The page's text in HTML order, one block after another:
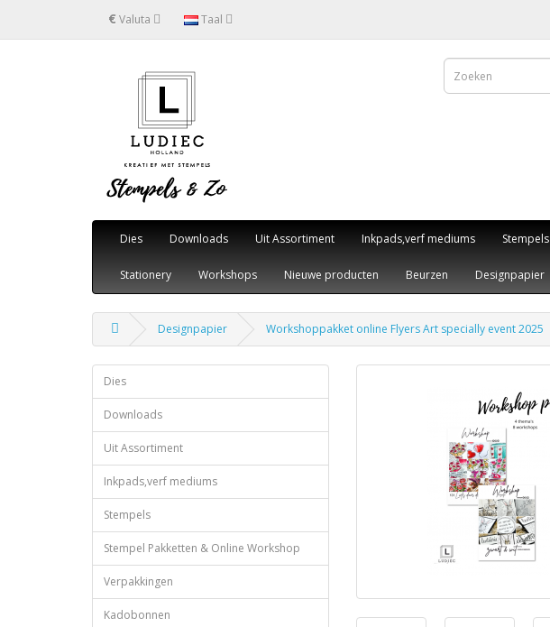
€ Valuta Taal
Dies Downloads Uit Assortiment Inkpads,verf mediums Stempels
Stationery Workshops Nieuwe producten Beurzen Designpapier
Designpapier Workshoppakket online Flyers Art specially event 2025
Dies
Downloads
Uit Assortiment
Inkpads,verf mediums
Stempels
Stempel Pakketten & Online Workshop
Verpakkingen
Kadobonnen